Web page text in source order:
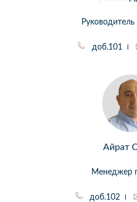
доб.101
Айрат
Менеджер
доб.102